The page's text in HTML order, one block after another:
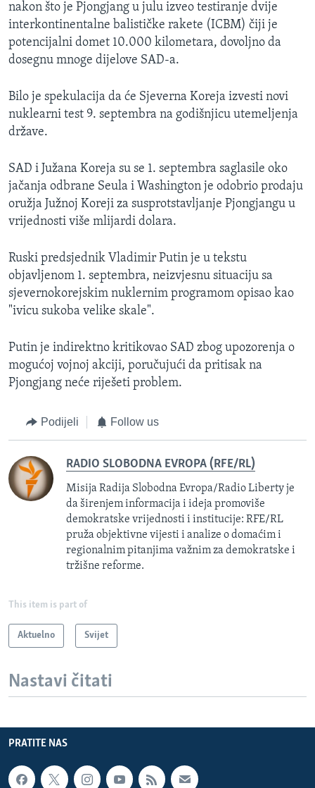
nakon što je Pjongjang u julu izveo testiranje dvije
interkontinentalne balističke rakete (ICBM) čiji je
potencijalni domet 10.000 kilometara, dovoljno da
dosegnu mnoge dijelove SAD-a.
Bilo je spekulacija da će Sjeverna Koreja izvesti novi
nuklearni test 9. septembra na godišnjicu utemeljenja
države.
SAD i Južana Koreja su se 1. septembra saglasile oko
jačanja odbrane Seula i Washington je odobrio prodaju
oružja Južnoj Koreji za susprotstavljanje Pjongjangu u
vrijednosti više mlijardi dolara.
Ruski predsjednik Vladimir Putin je u tekstu
objavljenom 1. septembra, neizvjesnu situaciju sa
sjevernokorejskim nuklernim programom opisao kao
"ivicu sukoba velike skale".
Putin je indirektno kritikovao SAD zbog upozorenja o
mogućoj vojnoj akciji, poručujući da pritisak na
Pjongjang neće riješeti problem.
Podijeli Follow us
RADIO SLOBODNA EVROPA (RFE/RL)
Misija Radija Slobodna Evropa/Radio Liberty je
da širenjem informacija i ideja promoviše
demokratske vrijednosti i institucije: RFE/RL
pruža objektivne vijesti i analize o domaćim i
regionalnim pitanjima važnim za demokratske i
tržišne reforme.
This item is part of
Aktuelno Svijet
Nastavi čitati
PRATITE NAS